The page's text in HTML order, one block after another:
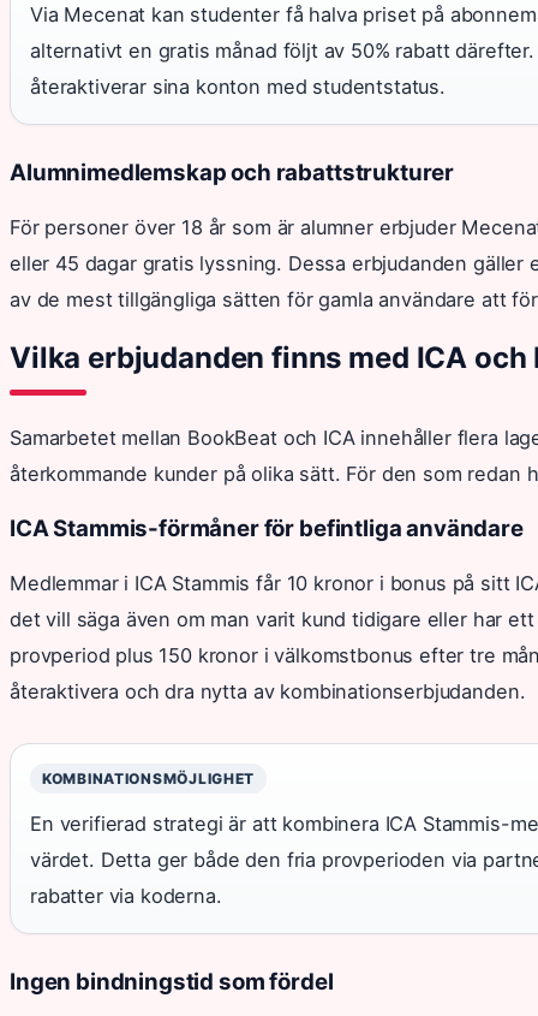
Via Mecenat kan studenter få halva priset på
alternativt en gratis månad följt av 50% rabatt
återaktiverar sina konton med studentstatus.
Alumnimedlemskap och rabattstrukturer
För personer över 18 år som är alumner erbjuder
eller 45 dagar gratis lyssning. Dessa erbjudanden
av de mest tillgängliga sätten för gamla användare att
Vilka erbjudanden finns med ICA och
Samarbetet mellan BookBeat och ICA innehåller flera
återkommande kunder på olika sätt. För den som
ICA Stammis-förmåner för befintliga användare
Medlemmar i ICA Stammis får 10 kronor i bonus på sitt
det vill säga även om man varit kund tidigare eller har
provperiod plus 150 kronor i välkomstbonus efter tre
återaktivera och dra nytta av kombinationserbjudanden.
KOMBINATIONSMÖJLIGHET
En verifierad strategi är att kombinera ICA Stammis-
värdet. Detta ger både den fria provperioden via
rabatter via koderna.
Ingen bindningstid som fördel